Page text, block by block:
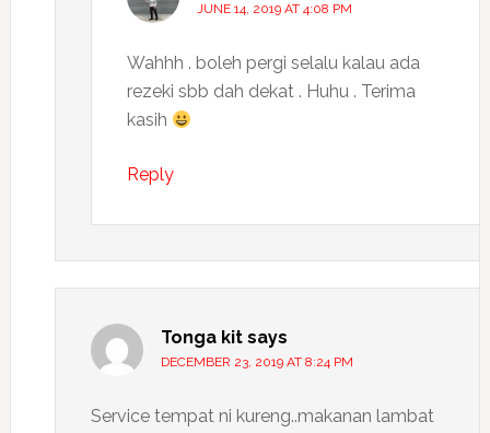
JUNE 14, 2019 AT 4:08 PM
Wahhh . boleh pergi selalu kalau ada
rezeki sbb dah dekat . Huhu . Terima
kasih
Reply
Tonga kit says
DECEMBER 23, 2019 AT 8:24 PM
Service tempat ni kureng..makanan lambat